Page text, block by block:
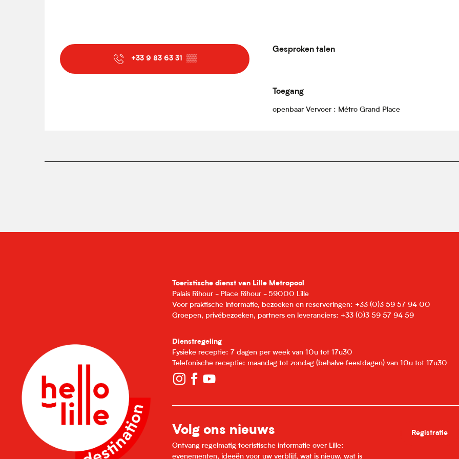
+33 9 83 63 31 ▒▒
Gesproken talen
Gesproken talen
Toegang
Toegang
openbaar Vervoer : Métro Grand Place
Toeristische dienst van Lille Metropool
Palais Rihour - Place Rihour - 59000 Lille
Voor praktische informatie, bezoeken en reserveringen: +33 (0)3 59 57 94 00
Groepen, privébezoeken, partners en leveranciers: +33 (0)3 59 57 94 59
Dienstregeling
Fysieke receptie: 7 dagen per week van 10u tot 17u30
Telefonische receptie: maandag tot zondag (behalve feestdagen) van 10u tot 17u30
Volg ons nieuws
Ontvang regelmatig toeristische informatie over Lille:
evenementen, ideeën voor uw verblijf, wat is nieuw, wat is
Registratie